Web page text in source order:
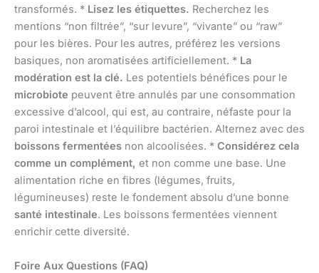
transformés. * Lisez les étiquettes. Recherchez les
mentions “non filtrée”, “sur levure”, “vivante” ou “raw”
pour les bières. Pour les autres, préférez les versions
basiques, non aromatisées artificiellement. * La
modération est la clé. Les potentiels bénéfices pour le
microbiote peuvent être annulés par une consommation
excessive d’alcool, qui est, au contraire, néfaste pour la
paroi intestinale et l’équilibre bactérien. Alternez avec des
boissons fermentées non alcoolisées. * Considérez cela
comme un complément, et non comme une base. Une
alimentation riche en fibres (légumes, fruits,
légumineuses) reste le fondement absolu d’une bonne
santé intestinale. Les boissons fermentées viennent
enrichir cette diversité.
Foire Aux Questions (FAQ)